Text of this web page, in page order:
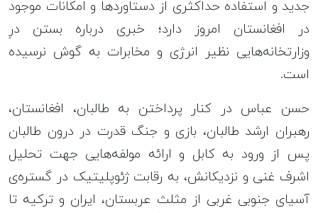
جدید و استفاده حداکثری از دستاوردها و امکانات موجود
در افغانستان امروز دارد؛ خبری درباره بستن درِ
وزارتخانه‌هایی نظیر انرژی و مخابرات به گوش نرسیده
است.
حسن عباس در کنار پرداختن به طالبان، افغانستان،
رهبران ارشد طالبان، بازی و جنگ قدرت در درون طالبان
پس از ورود به کابل و ارائه مولفه‌هایی جهت تحلیل
اشرف غنی و نزدیکانش، به رقابت ژئوپلیتیک در گستره‌ی
آسیای جنوبی غربی از مثلث عربستان، ایران و ترکیه تا